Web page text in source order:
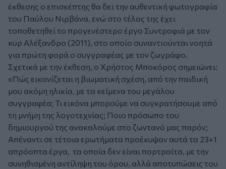
έκθεσης ο επισκέπτης θα δει την αυθεντική φωτογραφία
του Παύλου Νιρβάνα, ενώ στο τέλος της έχει
τοποθετηθεί το προγενέστερο έργο Συντροφιά με τον
κυρ Αλέξανδρο (2011), στο οποίο συναντιούνται νοητά
για πρώτη φορά ο συγγραφέας με τον ζωγράφο.
Σχετικά με την έκθεση, ο Χρήστος Μποκόρος σημειώνει:
«Πώς εικονίζεται η βιωματική σχέση, από την παιδική
μου ακόμη ηλικία, με τα κείμενα του μεγάλου
συγγραφέα; Τι εικόνα μπορούμε να συγκρατήσουμε από
τη μνήμη της λογοτεχνίας; Ποιο πρόσωπο του
δημιουργού της ανακαλούμε στο ζωντανό μας παρόν;
Απέναντι σε τέτοια ερωτήματα προέκυψαν αυτά τα 23+1
απρόοπτα έργα, τα οποία δεν είναι πορτραίτα, με την
συνηθισμένη αντίληψη του όρου, αλλά αποτυπώσεις του